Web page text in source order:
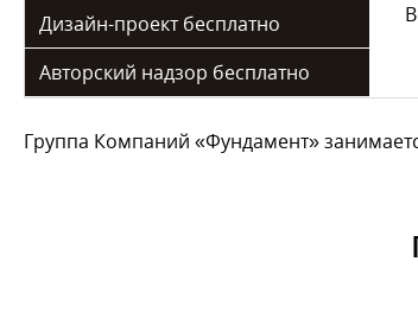
Дизайн-проект бесплатно
Авторский надзор бесплатно
Группа Компаний «Фундамент»